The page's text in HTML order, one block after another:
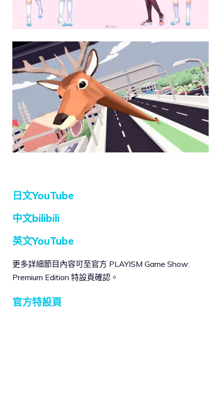
日文YouTube
中文bilibili
英文YouTube
更多詳細節目內容可至官方 PLAYISM Game Show:
Premium Edition 特設頁確認。
官方特設頁